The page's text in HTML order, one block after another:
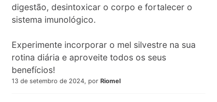
digestão, desintoxicar o corpo e fortalecer o
sistema imunológico.
Experimente incorporar o mel silvestre na sua
rotina diária e aproveite todos os seus
benefícios!
13 de setembro de 2024, por Riomel